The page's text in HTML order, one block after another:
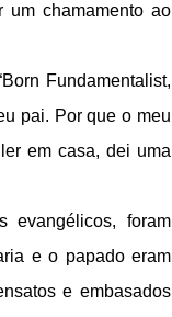
um chamamento ao
Fundamentalist,
pai. Por que o meu
em casa, dei uma
evangélicos, foram
e o papado eram
e embasados